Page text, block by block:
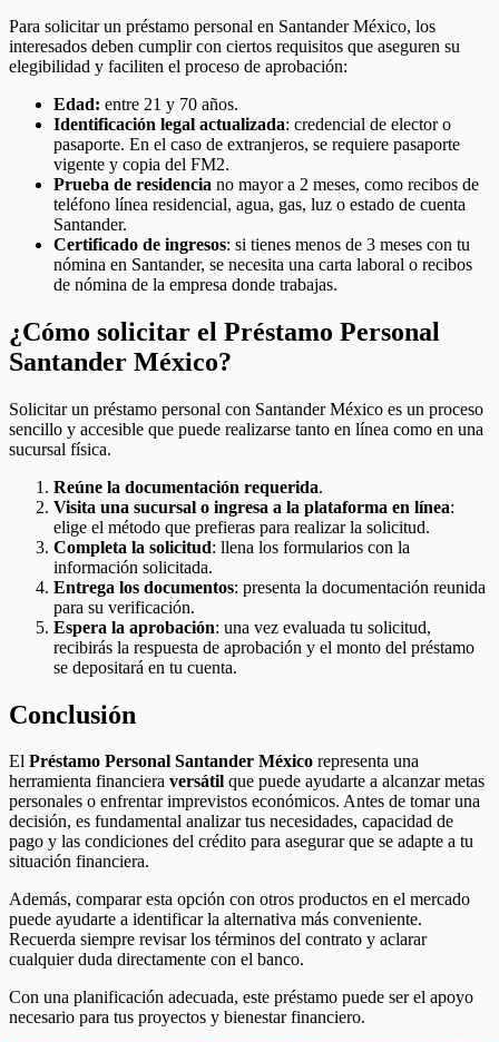
Para solicitar un préstamo personal en Santander México, los
interesados deben cumplir con ciertos requisitos que aseguren su
elegibilidad y faciliten el proceso de aprobación:
Edad: entre 21 y 70 años.
Identificación legal actualizada: credencial de elector o
pasaporte. En el caso de extranjeros, se requiere pasaporte
vigente y copia del FM2.
Prueba de residencia no mayor a 2 meses, como recibos de
teléfono línea residencial, agua, gas, luz o estado de cuenta
Santander.
Certificado de ingresos: si tienes menos de 3 meses con tu
nómina en Santander, se necesita una carta laboral o recibos
de nómina de la empresa donde trabajas.
¿Cómo solicitar el Préstamo Personal
Santander México?
Solicitar un préstamo personal con Santander México es un proceso
sencillo y accesible que puede realizarse tanto en línea como en una
sucursal física.
Reúne la documentación requerida.
Visita una sucursal o ingresa a la plataforma en línea:
elige el método que prefieras para realizar la solicitud.
Completa la solicitud: llena los formularios con la
información solicitada.
Entrega los documentos: presenta la documentación reunida
para su verificación.
Espera la aprobación: una vez evaluada tu solicitud,
recibirás la respuesta de aprobación y el monto del préstamo
se depositará en tu cuenta.
Conclusión
El Préstamo Personal Santander México representa una
herramienta financiera versátil que puede ayudarte a alcanzar metas
personales o enfrentar imprevistos económicos. Antes de tomar una
decisión, es fundamental analizar tus necesidades, capacidad de
pago y las condiciones del crédito para asegurar que se adapte a tu
situación financiera.
Además, comparar esta opción con otros productos en el mercado
puede ayudarte a identificar la alternativa más conveniente.
Recuerda siempre revisar los términos del contrato y aclarar
cualquier duda directamente con el banco.
Con una planificación adecuada, este préstamo puede ser el apoyo
necesario para tus proyectos y bienestar financiero.